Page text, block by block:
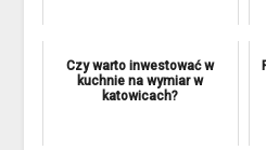
Czy warto inwestować w
kuchnie na wymiar w
katowicach?